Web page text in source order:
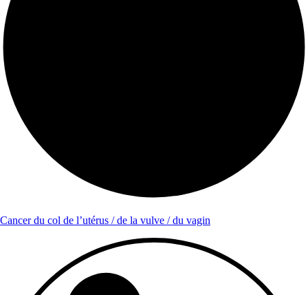
Cancer du col de l’utérus / de la vulve / du vagin